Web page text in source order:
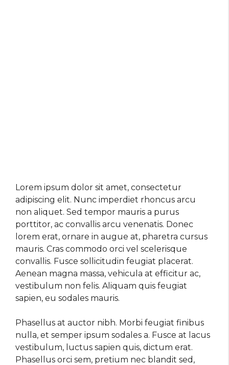
Lorem ipsum dolor sit amet, consectetur
adipiscing elit. Nunc imperdiet rhoncus arcu
non aliquet. Sed tempor mauris a purus
porttitor, ac convallis arcu venenatis. Donec
lorem erat, ornare in augue at, pharetra cursus
mauris. Cras commodo orci vel scelerisque
convallis. Fusce sollicitudin feugiat placerat.
Aenean magna massa, vehicula at efficitur ac,
vestibulum non felis. Aliquam quis feugiat
sapien, eu sodales mauris.
Phasellus at auctor nibh. Morbi feugiat finibus
nulla, et semper ipsum sodales a. Fusce at lacus
vestibulum, luctus sapien quis, dictum erat.
Phasellus orci sem, pretium nec blandit sed,